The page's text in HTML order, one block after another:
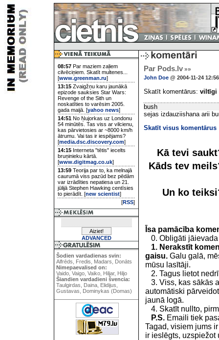
08:57 Par maziem zaļiem
cilvēciņiem. Skatīt multenes...
[www.greenman.ru]
13:15 Zvaigžņu karu jaunākā
epizode sauksies Star Wars:
Revenge of the Sith un
noskatīties to varēsim 2005.
gada maijā. [yahoo news]
14:51 No Ņujorkas uz Londonu
54 minūtēs. Tas viss ar vilcienu,
kas pārvietosies ar ~8000 km/h
ātrumu. Vai tas ir iespējams?
[media.dsc.discovery.com]
14:15 Interneta "tētis" iecelts
bruņinieku kārtā.
[www.digitmag.co.uk]
13:59 Teorija par to, ka melnajā
caurumā viss pazūd bez pēdām
var izrādīties nepatiesa un 21.
jūlijā Stephen Hawking centīsies
to pierādīt. [new scientist]
[RSS]
ADVANCED
Šodien vardadienas svin:
Alfrēds, Fredis, Madars, Donāts
Nimepaevalised on:
Vaido, Vaigo, Vaiko, Hiljar, Hiljo
Šiandien vardadieni švencia:
Taulgirdas, Daina, Elidijus,
Gustavas, Dominykas (Domas)
Par Pods.lv »»
John Doe @ 2004-11-24 12:56
Skatīt komentārus: viltīgi
bush
sejas izdauziishana arii
Skatīt visus komentārus
Kā tevi
Kāds tev
Un ko
Īsa pamācība
0. Obligāti jāievada
1. Nerakstīt
gaisu. Galu galā,
mūsu lasītāji.
2. Tagus lietot
3. Viss, kas sākās
automātiski
jaunā logā.
4. Skatīt nullto,
P.S. Emaili tiek
Tagad, visiem jums
ir ieslēgts, uzspiežot